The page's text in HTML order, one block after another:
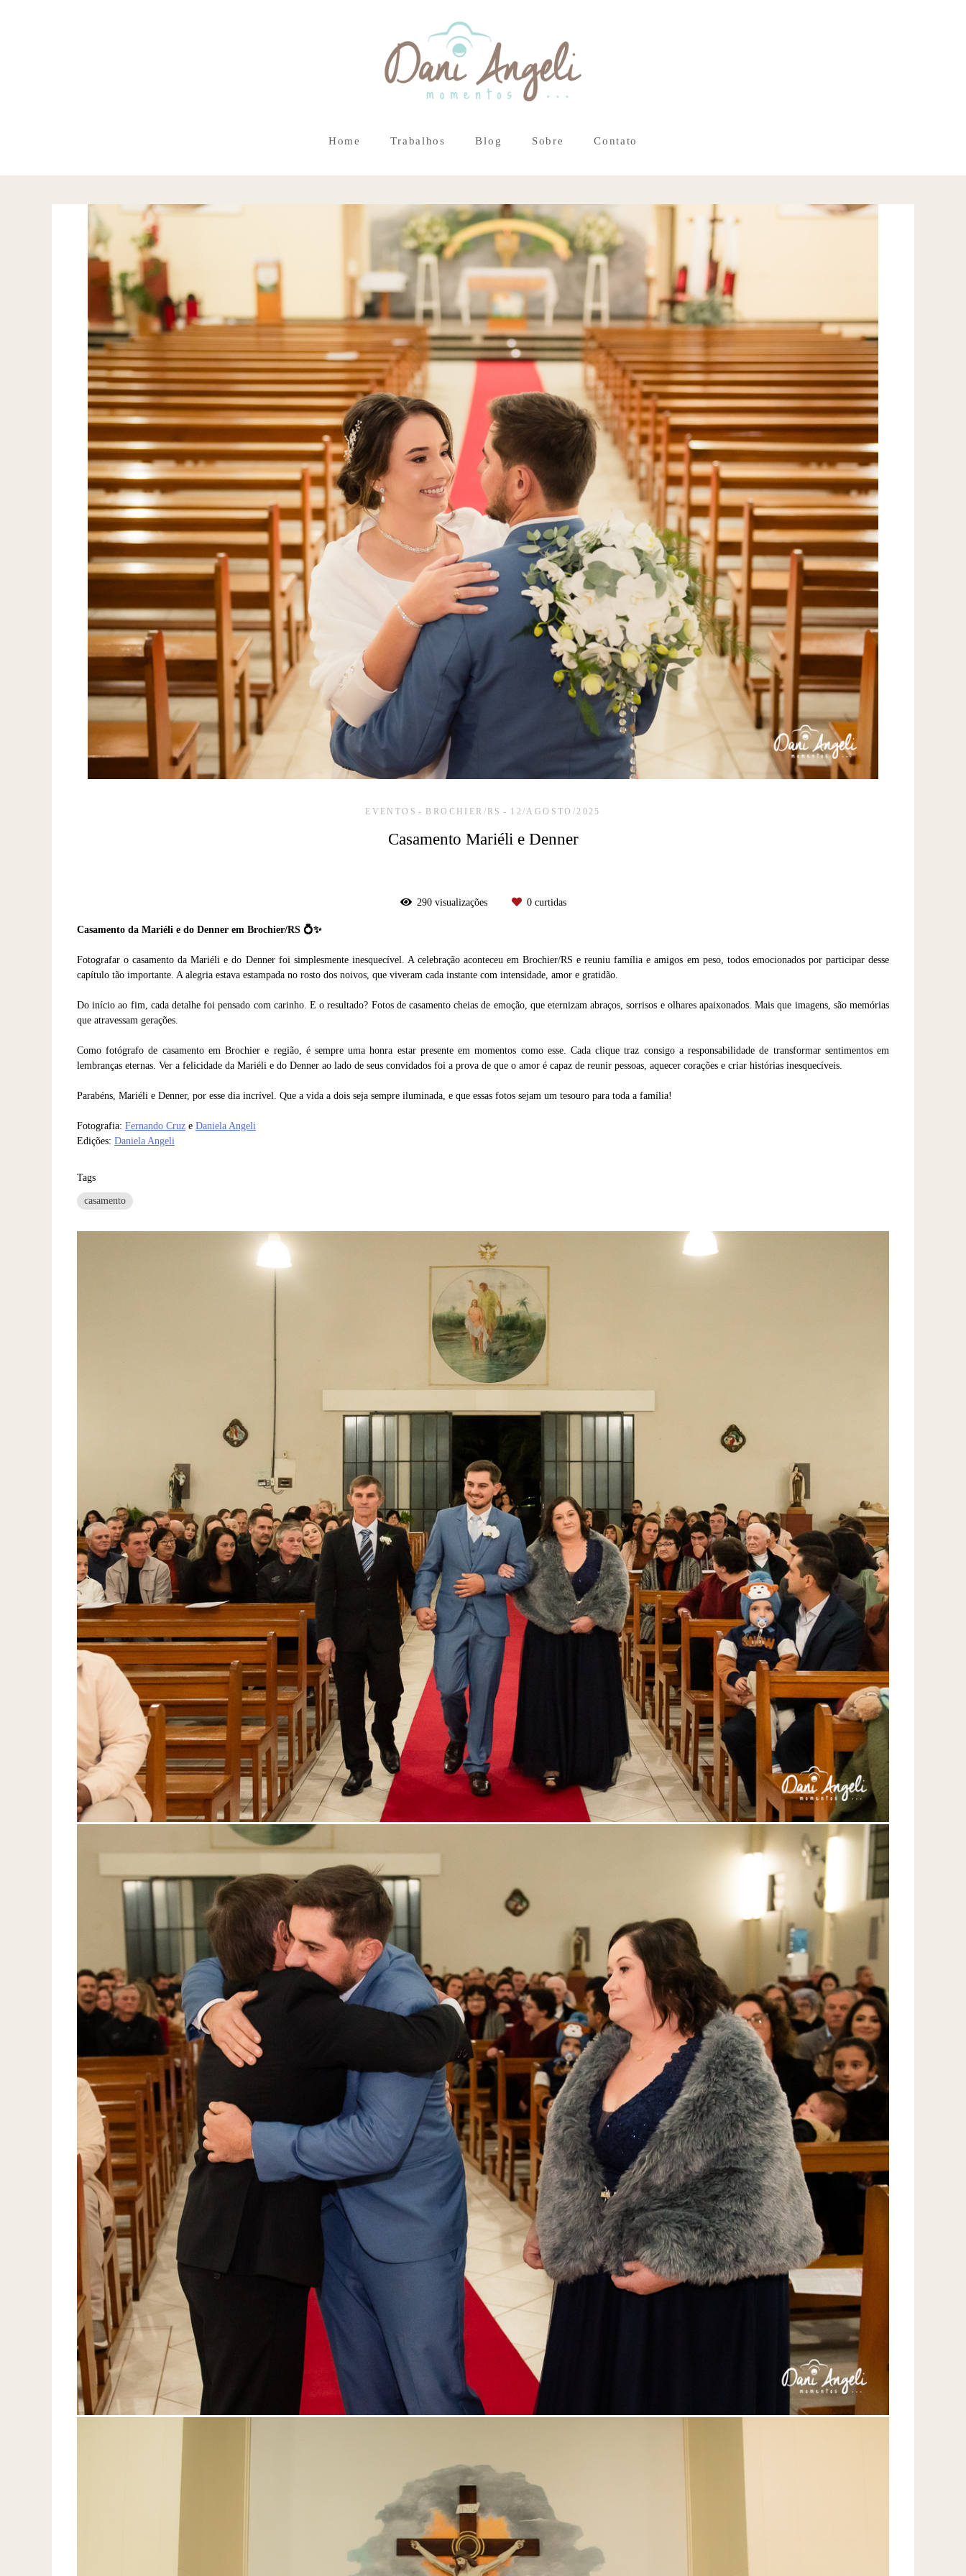
Home Trabalhos Blog Sobre Contato
EVENTOS BROCHIER/RS 12/AGOSTO/2025
Casamento Mariéli e Denner
290visualizações 0curtidas
Casamento da Mariéli e do Denner em Brochier/RS 💍✨
Fotografar o casamento da Mariéli e do Denner foi simplesmente inesquecível. A celebração aconteceu em Brochier/RS e reuniu família e amigos em peso, todos emocionados por participar desse
capítulo tão importante. A alegria estava estampada no rosto dos noivos, que viveram cada instante com intensidade, amor e gratidão.
Do início ao fim, cada detalhe foi pensado com carinho. E o resultado? Fotos de casamento cheias de emoção, que eternizam abraços, sorrisos e olhares apaixonados. Mais que imagens, são memórias
que atravessam gerações.
Como fotógrafo de casamento em Brochier e região, é sempre uma honra estar presente em momentos como esse. Cada clique traz consigo a responsabilidade de transformar sentimentos em
lembranças eternas. Ver a felicidade da Mariéli e do Denner ao lado de seus convidados foi a prova de que o amor é capaz de reunir pessoas, aquecer corações e criar histórias inesquecíveis.
Parabéns, Mariéli e Denner, por esse dia incrível. Que a vida a dois seja sempre iluminada, e que essas fotos sejam um tesouro para toda a família!
Fotografia: Fernando Cruz e Daniela Angeli
Edições: Daniela Angeli
Tags
casamento